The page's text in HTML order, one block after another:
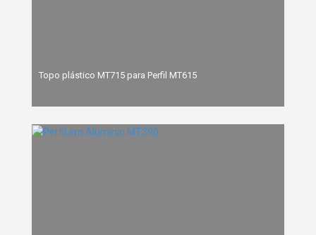
Topo plástico MT715 para Perfil MT615